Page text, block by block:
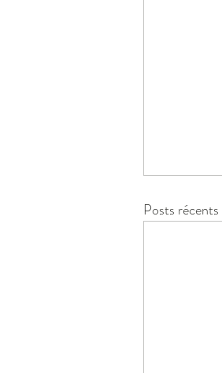
Posts récents